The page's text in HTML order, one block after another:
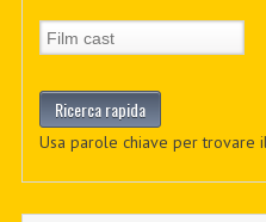
Usa parole chiave per trovare